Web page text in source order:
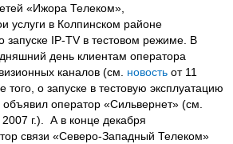
«Ижора Телеком»,
услуги в Колпинском районе
запуске IP-TV в тестовом режиме. В
день клиентам оператора
каналов (см. новость от 11
того, о запуске в тестовую эксплуатацию
объявил оператор «Сильвернет» (см.
2007 г.). А в конце декабря
связи «Северо-Западный Телеком»